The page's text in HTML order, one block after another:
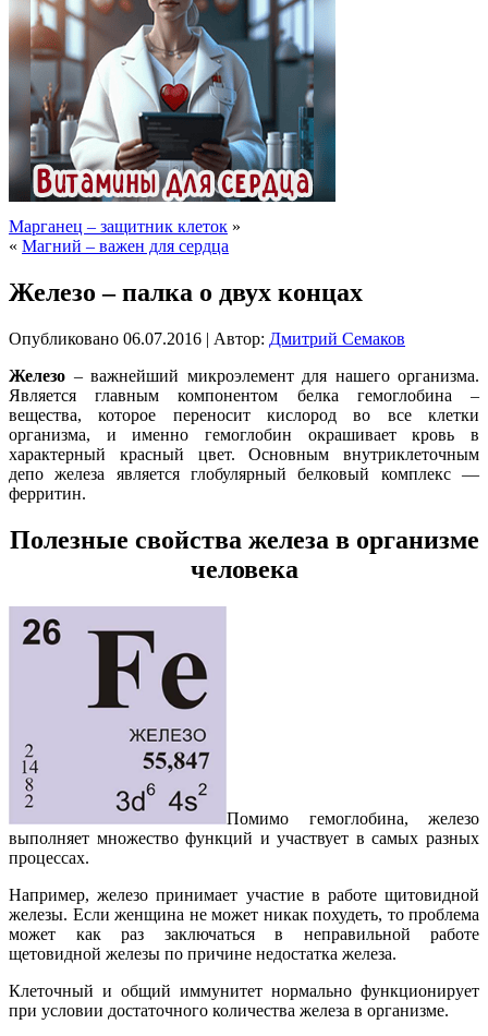
Марганец – защитник клеток »
« Магний – важен для сердца
Железо – палка о двух концах
Опубликовано 06.07.2016 | Автор: Дмитрий Семаков
Железо – важнейший микроэлемент для нашего организма.
Является главным компонентом белка гемоглобина –
вещества, которое переносит кислород во все клетки
организма, и именно гемоглобин окрашивает кровь в
характерный красный цвет. Основным внутриклеточным
депо железа является глобулярный белковый комплекс —
ферритин.
Полезные свойства железа в организме
человека
Помимо гемоглобина, железо
выполняет множество функций и участвует в самых разных
процессах.
Например, железо принимает участие в работе щитовидной
железы. Если женщина не может никак похудеть, то проблема
может как раз заключаться в неправильной работе
щетовидной железы по причине недостатка железа.
Клеточный и общий иммунитет нормально функционирует
при условии достаточного количества железа в организме.